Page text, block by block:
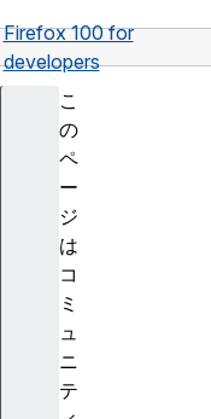
Firefox 100 for
developers
こ
の
ペ
ー
ジ
は
コ
ミ
ュ
ニ
テ